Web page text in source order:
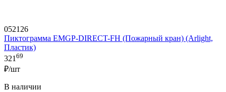
052126
Пиктограмма EMGP-DIRECT-FH (Пожарный кран) (Arlight,
Пластик)
32169
₽/шт
В наличии